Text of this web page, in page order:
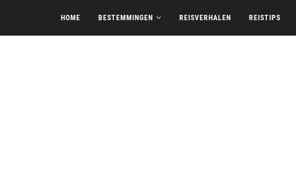
HOME BESTEMMINGEN REISVERHALEN REISTIPS